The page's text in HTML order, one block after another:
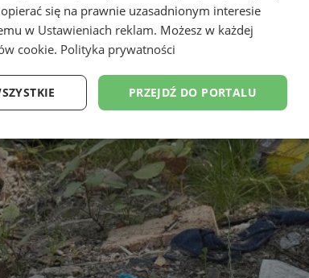
się na prawnie uzasadnionym interesie
w Ustawieniach reklam. Możesz w każdej
cookie. Polityka prywatności
PRZEJDŹ DO PORTALU
Funkcjonalność Niesklasyfikowane
Funkcjonalność Niesklasyfikowane